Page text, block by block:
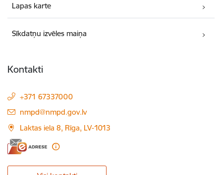
Lapas karte
Sīkdatņu izvēles maiņa
Kontakti
+371 67337000
E-pasts:
nmpd@nmpd.gov.lv
Laktas iela 8, Rīga, LV-1013